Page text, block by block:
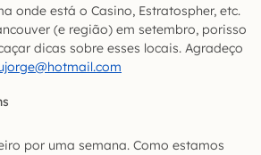
onde está o Casino, Estratospher, etc.
(e região) em setembro, porisso
dicas sobre esses locais. Agradeço
por uma semana. Como estamos